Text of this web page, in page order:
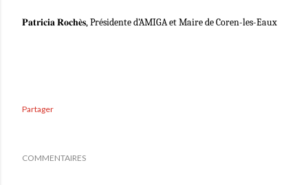
𝐏𝐚𝐭𝐫𝐢𝐜𝐢𝐚 𝐑𝐨𝐜𝐡𝐞̀𝐬, Présidente d’AMIGA et Maire de Coren-les-Eaux
Partager
COMMENTAIRES